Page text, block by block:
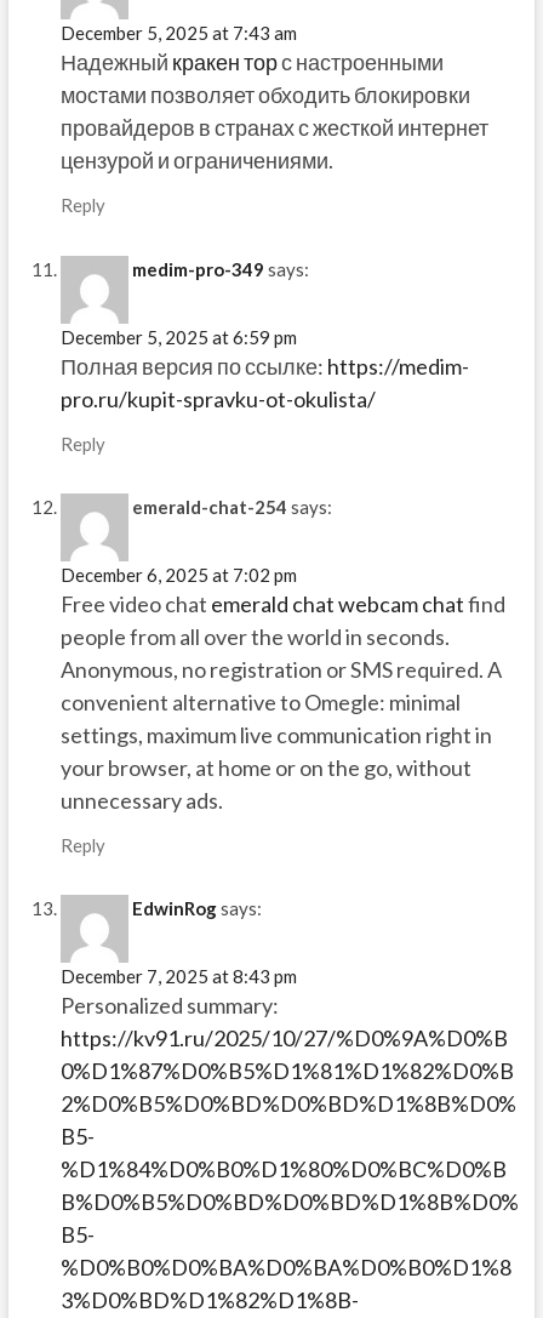
December 5, 2025 at 7:43 am
Надежный кракен торс настроенными
мостами позволяет обходить блокировки
провайдеров в странах с жесткой интернет
цензурой и ограничениями.
Reply
medim-pro-349 says:
December 5, 2025 at 6:59 pm
Полная версия по ссылке: https://medim-
pro.ru/kupit-spravku-ot-okulista/
Reply
emerald-chat-254 says:
December 6, 2025 at 7:02 pm
Free video chat emerald chat webcam chatfind
people from all over the world in seconds.
Anonymous, no registration or SMS required. A
convenient alternative to Omegle: minimal
settings, maximum live communication right in
your browser, at home or on the go, without
unnecessary ads.
Reply
EdwinRogsays:
December 7, 2025 at 8:43 pm
Personalized summary:
https://kv91.ru/2025/10/27/%D0%9A%D0%B
0%D1%87%D0%B5%D1%81%D1%82%D0%B
2%D0%B5%D0%BD%D0%BD%D1%8B%D0%
B5-
%D1%84%D0%B0%D1%80%D0%BC%D0%B
B%D0%B5%D0%BD%D0%BD%D1%8B%D0%
B5-
%D0%B0%D0%BA%D0%BA%D0%B0%D1%8
3%D0%BD%D1%82%D1%8B-